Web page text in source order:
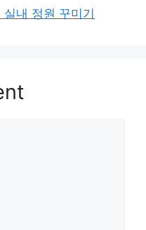
내 정원 꾸미기